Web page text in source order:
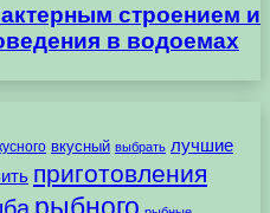
строением и
в водоемах
вкусный выбрать лучшие
приготовления